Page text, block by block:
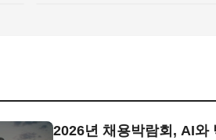
2026년 채용박람회, AI와